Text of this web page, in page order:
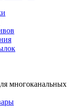
многоканальных